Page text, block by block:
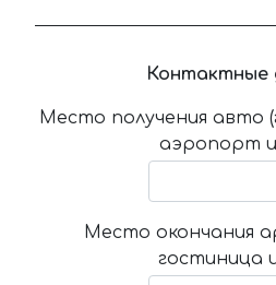
Контактные
Место получения авто
аэропорт
Место окончания
гостиница